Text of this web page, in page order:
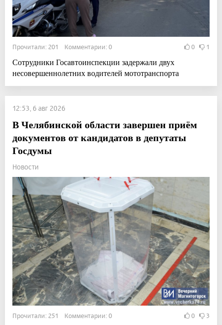
Прочитали: 201 Комментарии: 0 0 1
Сотрудники Госавтоинспекции задержали двух
несовершеннолетних водителей мототранспорта
12:53, 6 авг 2026
В Челябинской области завершен приём
документов от кандидатов в депутаты
Госдумы
Новости
Прочитали: 251 Комментарии: 0 0 3